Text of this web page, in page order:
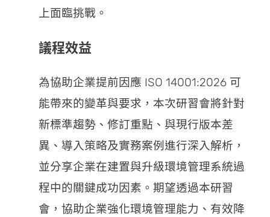
上面臨挑戰。
議程效益
為協助企業提前因應 ISO 14001:2026 可
能帶來的變革與要求，本次研習會將針對
新標準趨勢、修訂重點、與現行版本差
異、導入策略及實務案例進行深入解析，
並分享企業在建置與升級環境管理系統過
程中的關鍵成功因素。期望透過本研習
會，協助企業強化環境管理能力、有效降